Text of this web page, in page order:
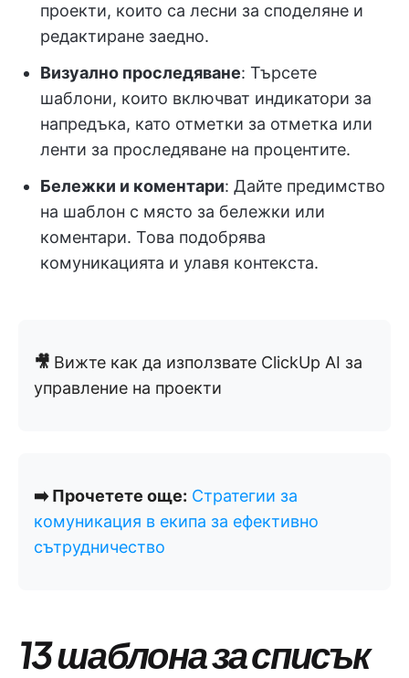
проекти, които са лесни за споделяне и
редактиране заедно.
Визуално проследяване: Търсете
шаблони, които включват индикатори за
напредъка, като отметки за отметка или
ленти за проследяване на процентите.
Бележки и коментари: Дайте предимство
на шаблон с място за бележки или
коментари. Това подобрява
комуникацията и улавя контекста.
🎥 Вижте как да използвате ClickUp AI за
управление на проекти
➡️ Прочетете още: Стратегии за
комуникация в екипа за ефективно
сътрудничество
13 шаблона за списък